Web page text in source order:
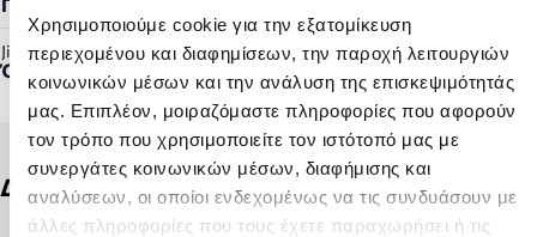
Χρησιμοποιούμε cookie για την εξατομίκευση
περιεχομένου και διαφημίσεων, την παροχή λειτουργιών
κοινωνικών μέσων και την ανάλυση της επισκεψιμότητάς
μας. Επιπλέον, μοιραζόμαστε πληροφορίες που αφορούν
τον τρόπο που χρησιμοποιείτε τον ιστότοπό μας με
συνεργάτες κοινωνικών μέσων, διαφήμισης και
αναλύσεων, οι οποίοι ενδεχομένως να τις συνδυάσουν με
άλλες πληροφορίες που τους έχετε παραχωρήσει ή τις
Jibbitz™ Ready:
Όχι
Δείτε ακόμη